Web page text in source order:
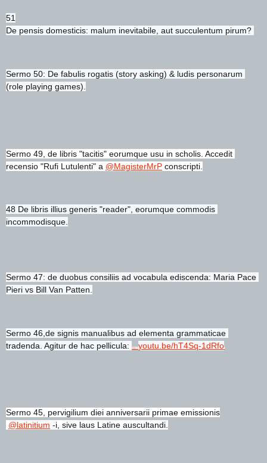
51
De pensis domesticis: malum inevitabile, aut succulentum pirum?
Sermo 50: De fabulis rogatis (story asking) & ludis personarum
(role playing games).
Sermo 49, de libris "tacitis" eorumque usu in scholis. Accedit
recensio "Rufi Lutulenti" a @MagisterMrP conscripti.
48 De libris illius generis "reader", eorumque commodis
incommodisque.
Sermo 47: de duobus consiliis ad vocabula ediscenda: Maria Pace
Pieri vs Bill Van Patten.
Sermo 46,de signis manualibus ad elementa grammaticae
tradenda. Agitur de hac pellicula:
https://youtu.be/hT4Sq-1dRfo
Sermo 45, pervigilium diei anniversarii primae emissionis
@latinitium -i, sive laus Latine auscultandi.